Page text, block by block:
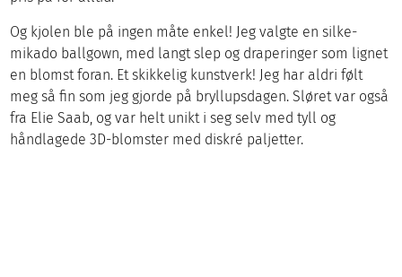
Og kjolen ble på ingen måte enkel! Jeg valgte en silke-
mikado ballgown, med langt slep og draperinger som lignet
en blomst foran. Et skikkelig kunstverk! Jeg har aldri følt
meg så fin som jeg gjorde på bryllupsdagen. Sløret var også
fra Elie Saab, og var helt unikt i seg selv med tyll og
håndlagede 3D-blomster med diskré paljetter.